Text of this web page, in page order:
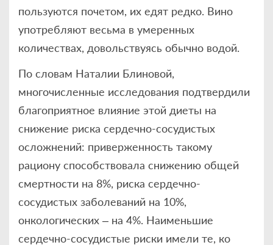
пользуются почетом, их едят редко. Вино
употребляют весьма в умеренных
количествах, довольствуясь обычно водой.
По словам Наталии Блиновой,
многочисленные исследования подтвердили
благоприятное влияние этой диеты на
снижение риска сердечно-сосудистых
осложнений: приверженность такому
рациону способствовала снижению общей
смертности на 8%, риска сердечно-
сосудистых заболеваний на 10%,
онкологических – на 4%. Наименьшие
сердечно-сосудистые риски имели те, ко